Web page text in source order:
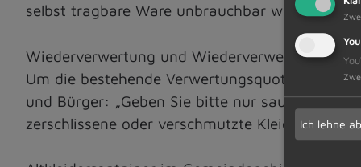
selbst tragbare Ware unbrauchbar wird und in
Wiederverwertung und Wiederverwendung als
Um die bestehende Verwertungsquote
und Bürger: „Geben Sie bitte nur saubere,
zerschlissene oder verschmutzte KleidungIch lehne ab